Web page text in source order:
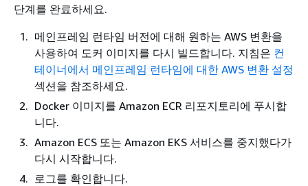
단계를 완료하세요.
메인프레임 런타임 버전에 대해 원하는 AWS 변환을
사용하여 도커 이미지를 다시 빌드합니다. 지침은 컨
테이너에서 메인프레임 런타임에 대한 AWS 변환 설정
섹션을 참조하세요.
Docker 이미지를 Amazon ECR 리포지토리에 푸시합
니다.
Amazon ECS 또는 Amazon EKS 서비스를 중지했다가
다시 시작합니다.
로그를 확인합니다.